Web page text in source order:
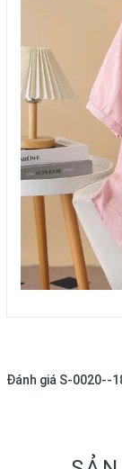
Đánh giá S-0020--